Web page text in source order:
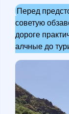
Перед
советую
дороге
алчные до